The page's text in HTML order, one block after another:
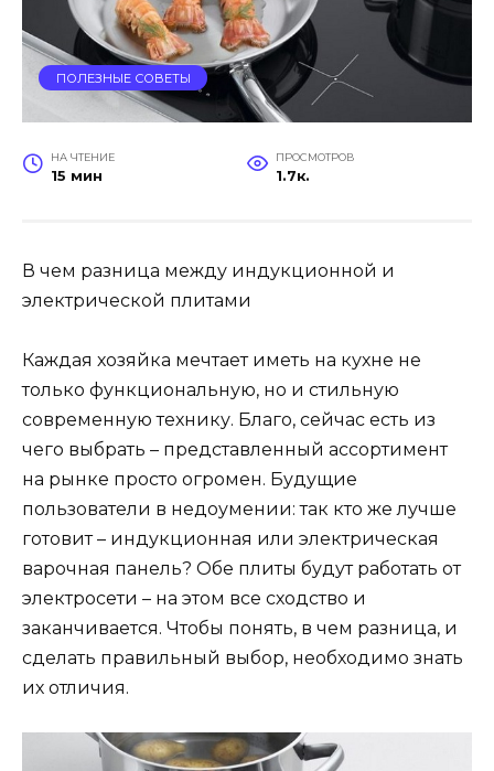
ПОЛЕЗНЫЕ СОВЕТЫ
НА ЧТЕНИЕ
15 мин
ПРОСМОТРОВ
1.7к.
В чем разница между индукционной и
электрической плитами
Каждая хозяйка мечтает иметь на кухне не
только функциональную, но и стильную
современную технику. Благо, сейчас есть из
чего выбрать – представленный ассортимент
на рынке просто огромен. Будущие
пользователи в недоумении: так кто же лучше
готовит – индукционная или электрическая
варочная панель? Обе плиты будут работать от
электросети – на этом все сходство и
заканчивается. Чтобы понять, в чем разница, и
сделать правильный выбор, необходимо знать
их отличия.